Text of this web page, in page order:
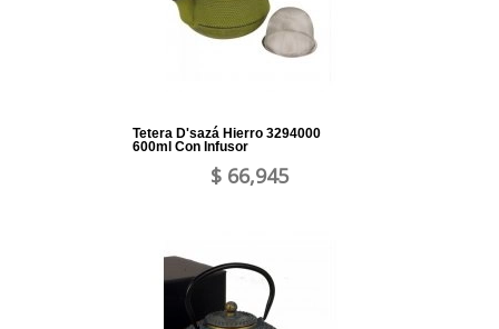
Tetera D'sazá Hierro 3294000
600ml Con Infusor
$ 66,945